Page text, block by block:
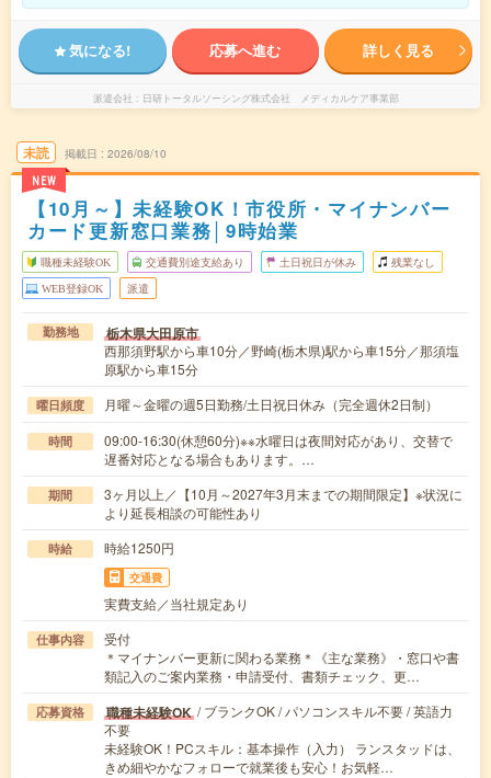
気になる! 応募へ進む 詳しく見る
派遣会社 日研トータルソーシング株式会社 メディカルケア事業部
未読
NEW
掲載日 2026/08/10
【10月～】未経験OK！市役所・マイナンバー
カード更新窓口業務│9時始業
職種未経験OK 交通費別途支給あり 土日祝日が休み 残業なし
WEB登録OK 派遣
勤務地 栃木県大田原市
西那須野駅から車10分／野崎(栃木県)駅から車15分／那須塩
原駅から車15分
曜日頻度 月曜～金曜の週5日勤務/土日祝日休み（完全週休2日制）
時間
09:00-16:30(休憩60分)※※水曜日は夜間対応があり、交替で
遅番対応となる場合もあります。…
期間
3ヶ月以上／【10月～2027年3月末までの期間限定】※状況に
より延長相談の可能性あり
時給 時給1250円
交通費
実費支給／当社規定あり
仕事内容
受付
＊マイナンバー更新に関わる業務＊《主な業務》・窓口や書
類記入のご案内業務・申請受付、書類チェック、更…
応募資格 職種未経験OK / ブランクOK / パソコンスキル不要 / 英語力
不要
未経験OK！PCスキル：基本操作（入力） ランスタッドは、
きめ細やかなフォローで就業後も安心！お気軽…